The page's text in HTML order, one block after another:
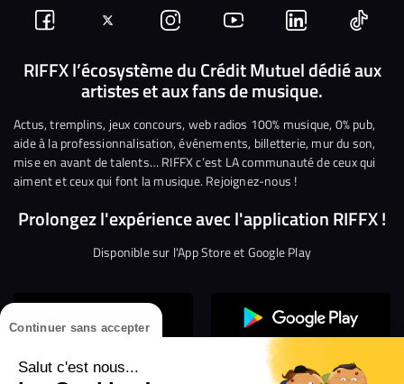
Continuer sans accepter
Salut c'est nous...
Suivez-
nous
Facebook
Suivez-
nous
sur
Twitter
Nous
rejoindre
sur
Instagram
Nous
rejoindre
sur
YouTube
Nous
rejoindre
sur
Linkedin
Nous
RIFFX l’écosystème du Crédit Mutuel dédié aux
artistes et aux fans de musique.
Actus, tremplins, jeux concours, web radios 100% musique, 0% pub,
aide à la professionnalisation, événements, billetterie, mur du son,
mise en avant de talents… RIFFX c’est LA communauté de ceux qui
aiment et ceux qui font la musique. Rejoignez-nous !
Prolongez l'expérience avec l'application RIFFX !
Disponible sur l'App Store et Google Play